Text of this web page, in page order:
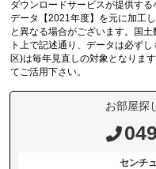
ダウンロードサービスが提供す
データ【2021年度】を元に加工
と異なる場合がございます。国
ト上で記述通り、データは必ず
区)は毎年見直しの対象となりま
てご活用下さい。
お部屋探
センチ